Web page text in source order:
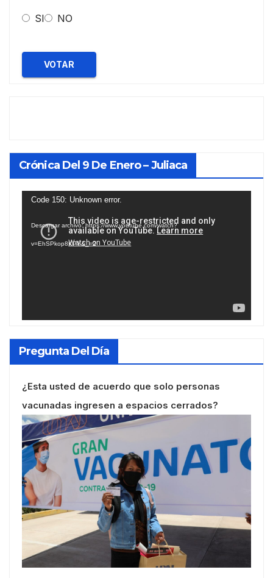
SI NO
VOTAR
Crónica Del 9 De Enero – Juliaca
Reproductor
vídeo
Code 150: Unknown error.
Descargar archivo: https://www.youtube.com/watch?
v=EhSPkop8KPY&_=2
Pregunta Del Día
¿Esta usted de acuerdo que solo personas
vacunadas ingresen a espacios cerrados?